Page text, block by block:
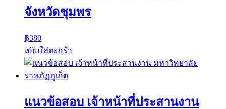
จังหวัดชุมพร
฿380
หยิบใส่ตะกร้า
แนวข้อสอบ เจ้าหน้าที่ประสานงาน